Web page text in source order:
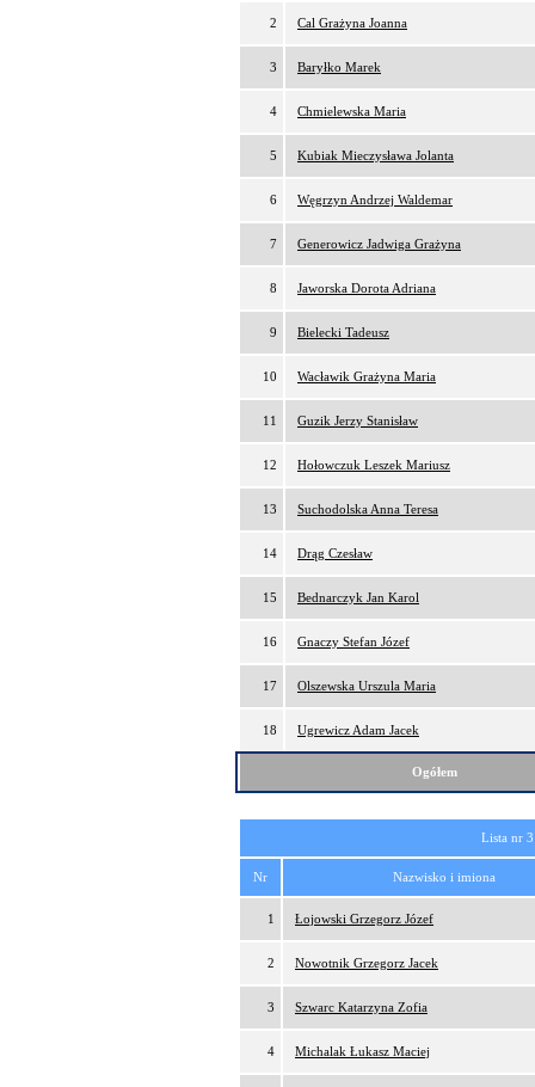
2 Cal Grażyna Joanna
3 Baryłko Marek
4 Chmielewska Maria
5 Kubiak Mieczysława Jolanta
6 Węgrzyn Andrzej Waldemar
7 Generowicz Jadwiga Grażyna
8 Jaworska Dorota Adriana
9 Bielecki Tadeusz
10 Wacławik Grażyna Maria
11 Guzik Jerzy Stanisław
12 Hołowczuk Leszek Mariusz
13 Suchodolska Anna Teresa
14 Drąg Czesław
15 Bednarczyk Jan Karol
16 Gnaczy Stefan Józef
17 Olszewska Urszula Maria
18 Ugrewicz Adam Jacek
Ogółem
Lista nr
Nr Nazwisko i imiona
1 Łojowski Grzegorz Józef
2 Nowotnik Grzegorz Jacek
3 Szwarc Katarzyna Zofia
4 Michalak Łukasz Maciej